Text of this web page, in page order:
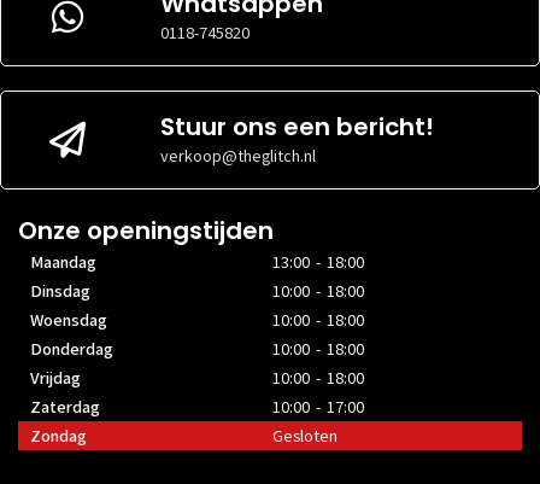
MAXIMALE
VIDEOKAARTGROOTTE
32 cm
0118-745820
Stuur ons een bericht!
verkoop@theglitch.nl
Onze openingstijden
Maandag
13:00 - 18:00
Dinsdag
10:00 - 18:00
Woensdag
10:00 - 18:00
Donderdag
10:00 - 18:00
Vrijdag
10:00 - 18:00
Zaterdag
10:00 - 17:00
Zondag
Gesloten